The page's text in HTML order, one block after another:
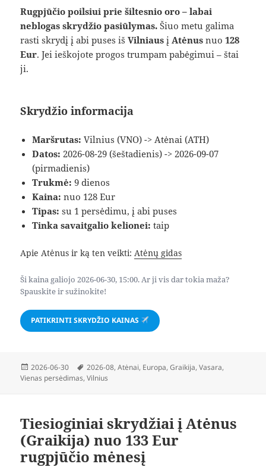
Rugpjūčio poilsiui prie šiltesnio oro – labai
neblogas skrydžio pasiūlymas. Šiuo metu galima
rasti skrydį į abi puses išVilniaus įAtėnus nuo128
Eur. Jei ieškojote progos trumpam pabėgimui – štai
ji.
Skrydžio informacija
Maršrutas: Vilnius (VNO) -> Atėnai (ATH)
Datos: 2026-08-29 (šeštadienis) -> 2026-09-07
(pirmadienis)
Trukmė: 9 dienos
Kaina: nuo 128 Eur
Tipas: su 1 persėdimu, į abi puses
Tinka savaitgalio kelionei: taip
Apie Atėnus ir ką ten veikti:Atėnų gidas
Ši kaina galiojo 2026-06-30, 15:00. Ar ji vis dar tokia maža?
Spauskite ir sužinokite!
PATIKRINTI SKRYDŽIO KAINAS
Paskelbta
2026-06-30 Žymos
2026-08,Atėnai, Europa,Graikija,Vasara,
Vienas persėdimas,Vilnius
Tiesioginiai skrydžiai į Atėnus
(Graikija) nuo 133 Eur
rugpjūčio mėnesį